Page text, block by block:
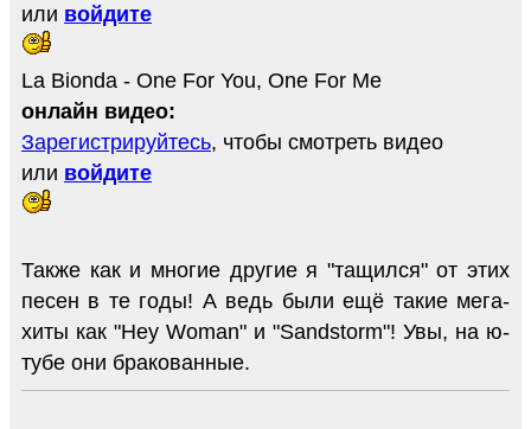
или войдите
La Bionda - One For You, One For Me
онлайн видео:
Зарегистрируйтесь, чтобы смотреть видео
или войдите
Также как и многие другие я "тащился" от этих
песен в те годы! А ведь были ещё такие мега-
хиты как "Hey Woman" и "Sandstorm"! Увы, на ю-
тубе они бракованные.